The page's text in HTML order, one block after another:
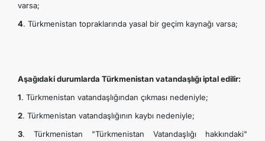
varsa;
4. Türkmenistan topraklarında yasal bir geçim kaynağı varsa;
Aşağıdaki durumlarda Türkmenistan vatandaşlığı iptal edilir:
1. Türkmenistan vatandaşlığından çıkması nedeniyle;
2. Türkmenistan vatandaşlığının kaybı nedeniyle;
3. Türkmenistan "Türkmenistan Vatandaşlığı hakkındaki"